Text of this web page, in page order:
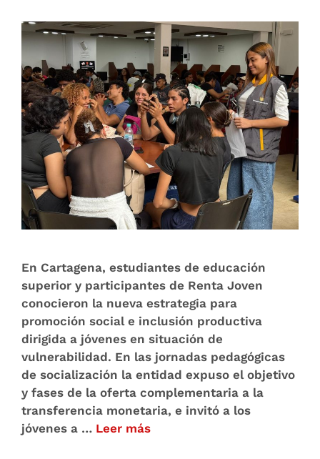
En Cartagena, estudiantes de educación
superior y participantes de Renta Joven
conocieron la nueva estrategia para
promoción social e inclusión productiva
dirigida a jóvenes en situación de
vulnerabilidad. En las jornadas pedagógicas
de socialización la entidad expuso el objetivo
y fases de la oferta complementaria a la
transferencia monetaria, e invitó a los
jóvenes a … Leer más